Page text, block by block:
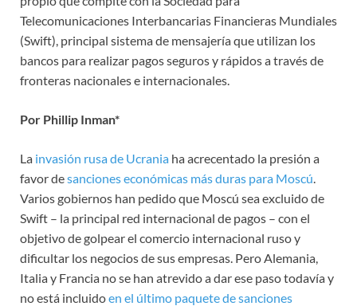
Telecomunicaciones Interbancarias Financieras Mundiales
(Swift), principal sistema de mensajería que utilizan los
bancos para realizar pagos seguros y rápidos a través de
fronteras nacionales e internacionales.
Por Phillip Inman*
La invasión rusa de Ucrania ha acrecentado la presión a
favor desanciones económicas más duras para Moscú.
Varios gobiernos han pedido que Moscú sea excluido de
Swift – la principal red internacional de pagos – con el
objetivo de golpear el comercio internacional ruso y
dificultar los negocios de sus empresas. Pero Alemania,
Italia y Francia no se han atrevido a dar ese paso todavía y
no está incluidoen el último paquete de sanciones